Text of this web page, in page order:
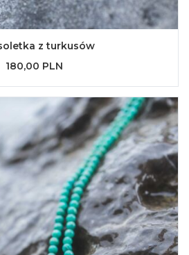
z turkusów
180,00 PLN